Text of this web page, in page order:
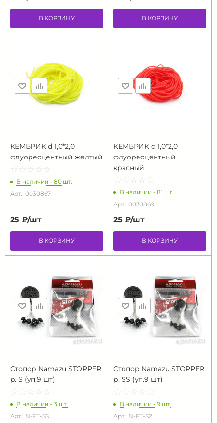
В КОРЗИНУ В КОРЗИНУ
КЕМБРИК d 1,0*2,0
флуоресцентный желтый
☆ ☆ ☆ ☆ ☆
★ ★ ★ ★ ★
В наличии - 80 шт.
Арт.: 0030867
25 ₽/шт
В КОРЗИНУ
КЕМБРИК d 1,0*2,0
флуоресцентный
красный
☆ ☆ ☆ ☆ ☆
★ ★ ★ ★ ★
В наличии - 81 шт.
Арт.: 0030869
25 ₽/шт
В КОРЗИНУ
Стопор Namazu STOPPER,
р. S (уп.9 шт)
☆ ☆ ☆ ☆ ☆
★ ★ ★ ★ ★
В наличии - 3 шт.
Арт.: N-FT-SS
Стопор Namazu STOPPER,
р. SS (уп.9 шт)
☆ ☆ ☆ ☆ ☆
★ ★ ★ ★ ★
В наличии - 9 шт.
Арт.: N-FT-S2